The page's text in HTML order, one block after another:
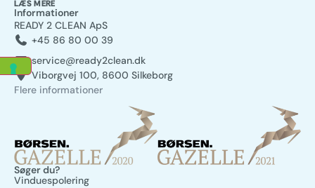
LÆS MERE
Informationer
READY 2 CLEAN ApS
+45 86 80 00 39
service@ready2clean.dk
Viborgvej 100, 8600 Silkeborg
Flere informationer
Søger du?
Vinduespolering